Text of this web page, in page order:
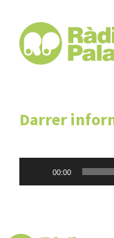
Darrer
00:00